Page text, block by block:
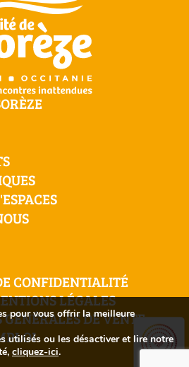
CONFIDENTIALITÉ
LÉGALES
DE VENTE
pour vous offrir la meilleure
utilisés ou les désactiver et lire notre
cliquez-ici.